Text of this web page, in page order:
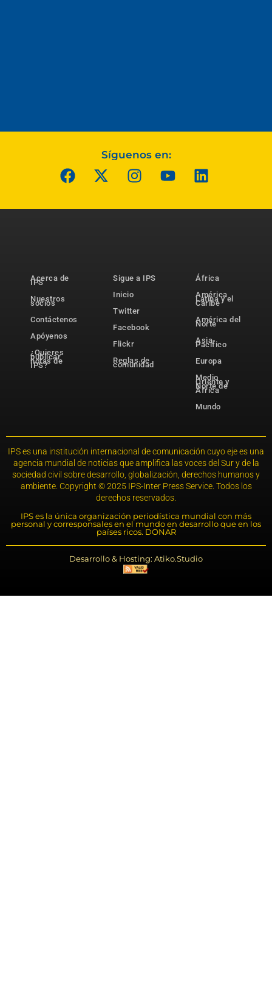
Síguenos en:
Acerca de
IPS
Nuestros
socios
Contáctenos
Apóyenos
¿Quieres
publicar
notas de
IPS?
Sigue a IPS
Inicio
Twitter
Facebook
Flickr
Reglas de
comunidad
África
América
Latina y el
Caribe
América del
Norte
Asia-
Pacífico
Europa
Medio
Oriente y
Norte de
África
Mundo
IPS es una institución internacional de comunicación cuyo eje es una
agencia mundial de noticias que amplifica las voces del Sur y de la
sociedad civil sobre desarrollo, globalización, derechos humanos y
ambiente. Copyright © 2025 IPS-Inter Press Service. Todos los
derechos reservados.
IPS es la única organización periodística mundial con más
personal y corresponsales en el mundo en desarrollo que en los
países ricos. DONAR
Desarrollo & Hosting: Atiko.Studio